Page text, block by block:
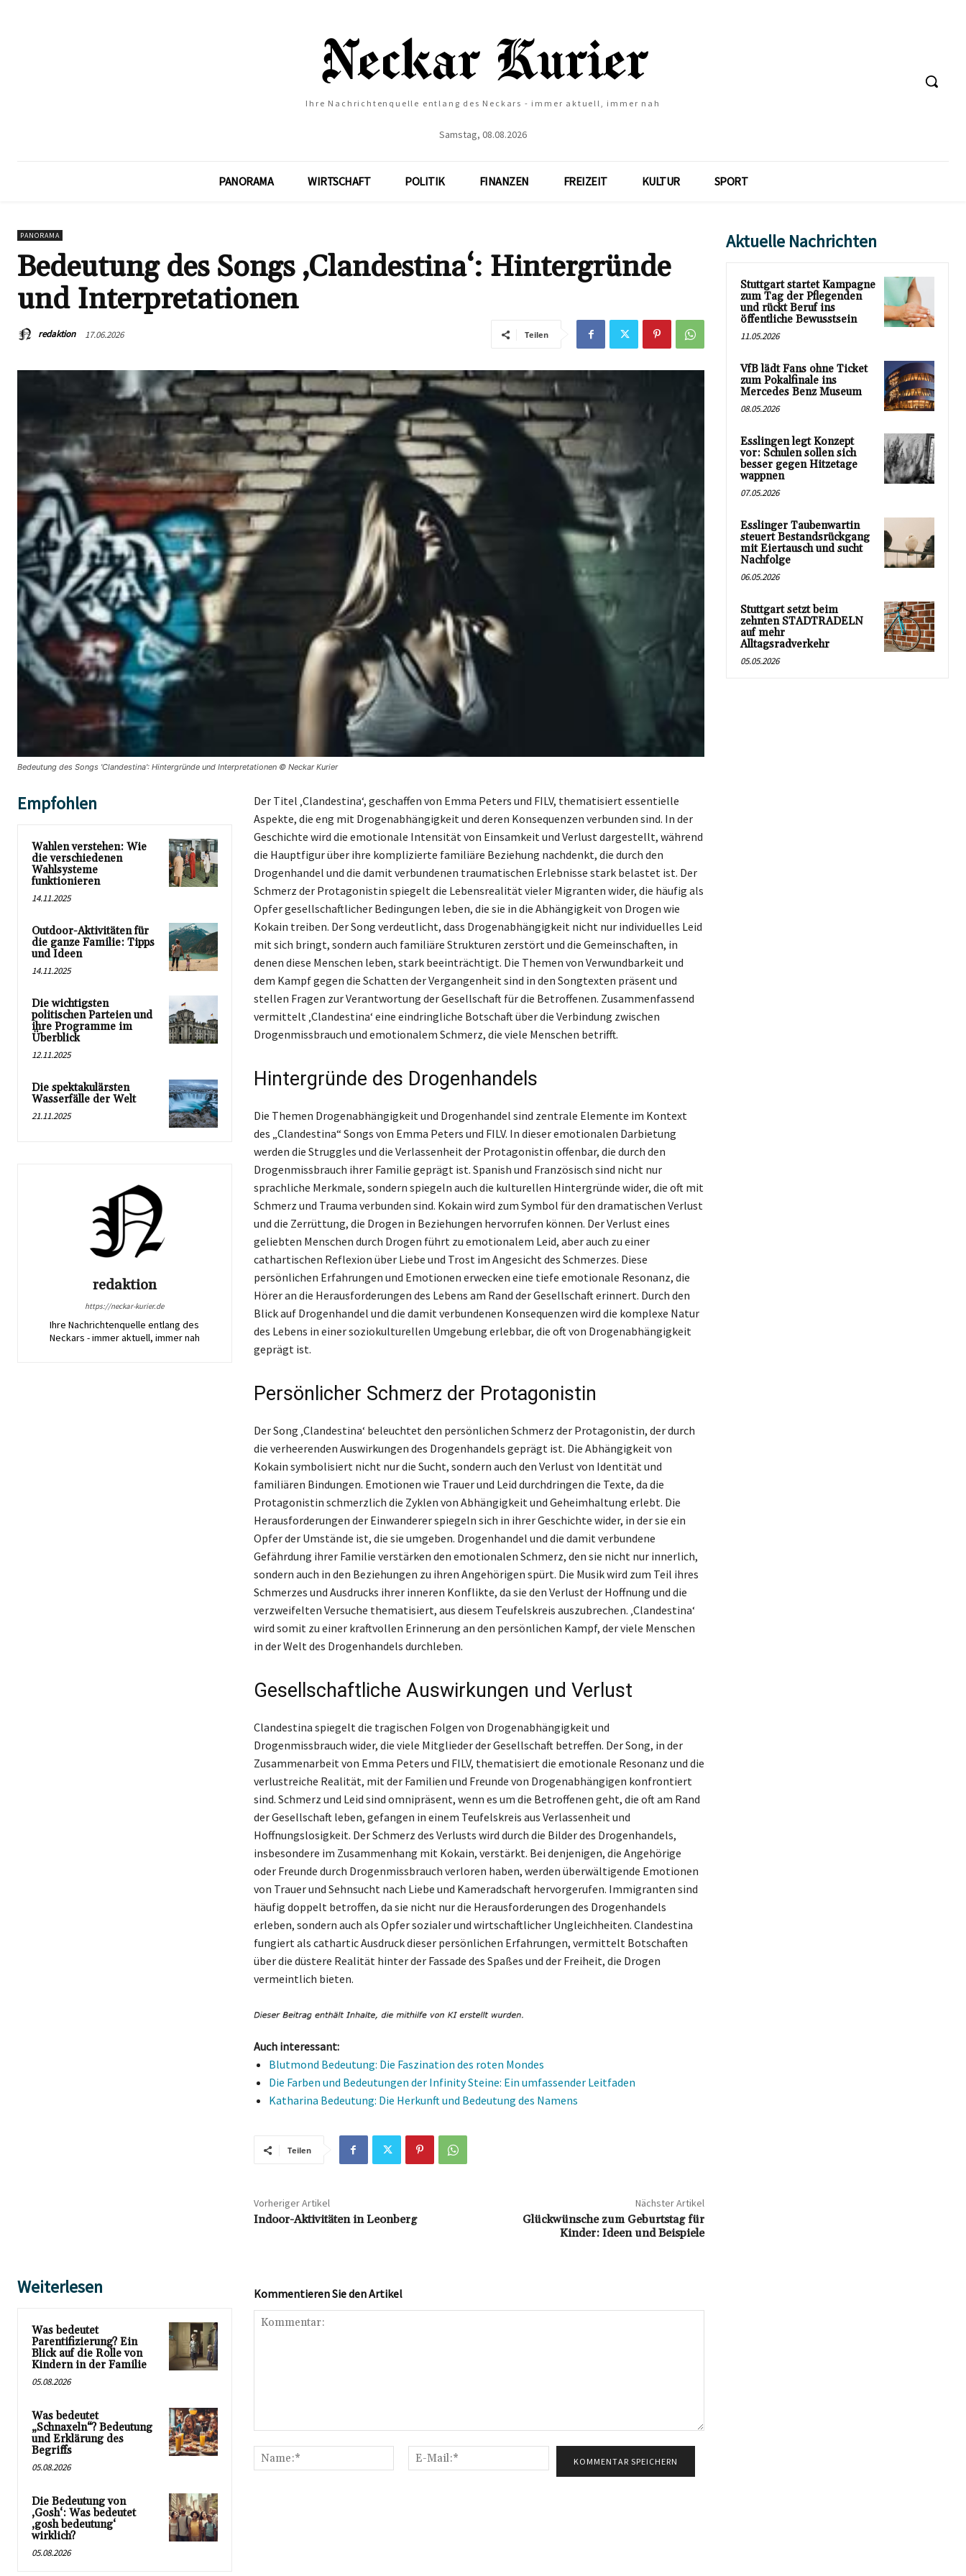
Ihre Nachrichtenquelle entlang des Neckars - immer aktuell, immer nah
Samstag, 08.08.2026
PANORAMA WIRTSCHAFT POLITIK FINANZEN FREIZEIT KULTUR SPORT
PANORAMA
Bedeutung des Songs ‚Clandestina‘: Hintergründe
und Interpretationen
redaktion 17.06.2026 Teilen
Bedeutung des Songs 'Clandestina': Hintergründe und Interpretationen © Neckar Kurier
Empfohlen
Wahlen verstehen: Wie
die verschiedenen
Wahlsysteme
funktionieren
14.11.2025
Outdoor-Aktivitäten für
die ganze Familie: Tipps
und Ideen
14.11.2025
Die wichtigsten
politischen Parteien und
ihre Programme im
Überblick
12.11.2025
Die spektakulärsten
Wasserfälle der Welt
21.11.2025
redaktion
https://neckar-kurier.de
Ihre Nachrichtenquelle entlang des
Neckars - immer aktuell, immer nah
Der Titel ‚Clandestina‘, geschaffen von Emma Peters und FILV, thematisiert essentielle
Aspekte, die eng mit Drogenabhängigkeit und deren Konsequenzen verbunden sind. In der
Geschichte wird die emotionale Intensität von Einsamkeit und Verlust dargestellt, während
die Hauptfigur über ihre komplizierte familiäre Beziehung nachdenkt, die durch den
Drogenhandel und die damit verbundenen traumatischen Erlebnisse stark belastet ist. Der
Schmerz der Protagonistin spiegelt die Lebensrealität vieler Migranten wider, die häufig als
Opfer gesellschaftlicher Bedingungen leben, die sie in die Abhängigkeit von Drogen wie
Kokain treiben. Der Song verdeutlicht, dass Drogenabhängigkeit nicht nur individuelles Leid
mit sich bringt, sondern auch familiäre Strukturen zerstört und die Gemeinschaften, in
denen diese Menschen leben, stark beeinträchtigt. Die Themen von Verwundbarkeit und
dem Kampf gegen die Schatten der Vergangenheit sind in den Songtexten präsent und
stellen Fragen zur Verantwortung der Gesellschaft für die Betroffenen. Zusammenfassend
vermittelt ‚Clandestina‘ eine eindringliche Botschaft über die Verbindung zwischen
Drogenmissbrauch und emotionalem Schmerz, die viele Menschen betrifft.
Hintergründe des Drogenhandels
Die Themen Drogenabhängigkeit und Drogenhandel sind zentrale Elemente im Kontext
des „Clandestina“ Songs von Emma Peters und FILV. In dieser emotionalen Darbietung
werden die Struggles und die Verlassenheit der Protagonistin offenbar, die durch den
Drogenmissbrauch ihrer Familie geprägt ist. Spanish und Französisch sind nicht nur
sprachliche Merkmale, sondern spiegeln auch die kulturellen Hintergründe wider, die oft mit
Schmerz und Trauma verbunden sind. Kokain wird zum Symbol für den dramatischen Verlust
und die Zerrüttung, die Drogen in Beziehungen hervorrufen können. Der Verlust eines
geliebten Menschen durch Drogen führt zu emotionalem Leid, aber auch zu einer
cathartischen Reflexion über Liebe und Trost im Angesicht des Schmerzes. Diese
persönlichen Erfahrungen und Emotionen erwecken eine tiefe emotionale Resonanz, die
Hörer an die Herausforderungen des Lebens am Rand der Gesellschaft erinnert. Durch den
Blick auf Drogenhandel und die damit verbundenen Konsequenzen wird die komplexe Natur
des Lebens in einer soziokulturellen Umgebung erlebbar, die oft von Drogenabhängigkeit
geprägt ist.
Persönlicher Schmerz der Protagonistin
Der Song ‚Clandestina‘ beleuchtet den persönlichen Schmerz der Protagonistin, der durch
die verheerenden Auswirkungen des Drogenhandels geprägt ist. Die Abhängigkeit von
Kokain symbolisiert nicht nur die Sucht, sondern auch den Verlust von Identität und
familiären Bindungen. Emotionen wie Trauer und Leid durchdringen die Texte, da die
Protagonistin schmerzlich die Zyklen von Abhängigkeit und Geheimhaltung erlebt. Die
Herausforderungen der Einwanderer spiegeln sich in ihrer Geschichte wider, in der sie ein
Opfer der Umstände ist, die sie umgeben. Drogenhandel und die damit verbundene
Gefährdung ihrer Familie verstärken den emotionalen Schmerz, den sie nicht nur innerlich,
sondern auch in den Beziehungen zu ihren Angehörigen spürt. Die Musik wird zum Teil ihres
Schmerzes und Ausdrucks ihrer inneren Konflikte, da sie den Verlust der Hoffnung und die
verzweifelten Versuche thematisiert, aus diesem Teufelskreis auszubrechen. ‚Clandestina‘
wird somit zu einer kraftvollen Erinnerung an den persönlichen Kampf, der viele Menschen
in der Welt des Drogenhandels durchleben.
Gesellschaftliche Auswirkungen und Verlust
Clandestina spiegelt die tragischen Folgen von Drogenabhängigkeit und
Drogenmissbrauch wider, die viele Mitglieder der Gesellschaft betreffen. Der Song, in der
Zusammenarbeit von Emma Peters und FILV, thematisiert die emotionale Resonanz und die
verlustreiche Realität, mit der Familien und Freunde von Drogenabhängigen konfrontiert
sind. Schmerz und Leid sind omnipräsent, wenn es um die Betroffenen geht, die oft am Rand
der Gesellschaft leben, gefangen in einem Teufelskreis aus Verlassenheit und
Hoffnungslosigkeit. Der Schmerz des Verlusts wird durch die Bilder des Drogenhandels,
insbesondere im Zusammenhang mit Kokain, verstärkt. Bei denjenigen, die Angehörige
oder Freunde durch Drogenmissbrauch verloren haben, werden überwältigende Emotionen
von Trauer und Sehnsucht nach Liebe und Kameradschaft hervorgerufen. Immigranten sind
häufig doppelt betroffen, da sie nicht nur die Herausforderungen des Drogenhandels
erleben, sondern auch als Opfer sozialer und wirtschaftlicher Ungleichheiten. Clandestina
fungiert als cathartic Ausdruck dieser persönlichen Erfahrungen, vermittelt Botschaften
über die düstere Realität hinter der Fassade des Spaßes und der Freiheit, die Drogen
vermeintlich bieten.
Auch interessant:
Blutmond Bedeutung: Die Faszination des roten Mondes
Die Farben und Bedeutungen der Infinity Steine: Ein umfassender Leitfaden
Katharina Bedeutung: Die Herkunft und Bedeutung des Namens
Teilen
Vorheriger Artikel
Indoor-Aktivitäten in Leonberg
Nächster Artikel
Glückwünsche zum Geburtstag für
Kinder: Ideen und Beispiele
Weiterlesen
Was bedeutet
Parentifizierung? Ein
Blick auf die Rolle von
Kindern in der Familie
05.08.2026
Was bedeutet
„Schnaxeln“? Bedeutung
und Erklärung des
Begriffs
05.08.2026
Die Bedeutung von
‚Gosh‘: Was bedeutet
‚gosh bedeutung‘
wirklich?
05.08.2026
Kommentieren Sie den Artikel
Name:*
Mail:*
Aktuelle Nachrichten
Stuttgart startet Kampagne
zum Tag der Pflegenden
und rückt Beruf ins
öffentliche Bewusstsein
11.05.2026
VfB lädt Fans ohne Ticket
zum Pokalfinale ins
Mercedes Benz Museum
08.05.2026
Esslingen legt Konzept
vor: Schulen sollen sich
besser gegen Hitzetage
wappnen
07.05.2026
Esslinger Taubenwartin
steuert Bestandsrückgang
mit Eiertausch und sucht
Nachfolge
06.05.2026
Stuttgart setzt beim
zehnten STADTRADELN
auf mehr
Alltagsradverkehr
05.05.2026